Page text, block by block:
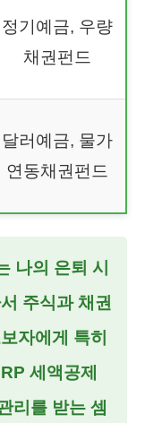
정기예금, 우량
채권펀드
달러예금, 물가
연동채권펀드
나의 은퇴 시
주식과 채권
자에게 특히
세액공제
리를 받는 셈